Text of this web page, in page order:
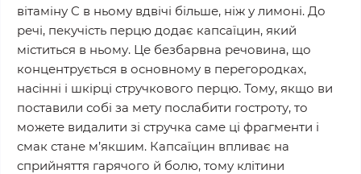
вітаміну C в ньому вдвічі більше, ніж у лимоні. До
речі, пекучість перцю додає капсаїцин, який
міститься в ньому. Це безбарвна речовина, що
концентрується в основному в перегородках,
насінні і шкірці стручкового перцю. Тому, якщо ви
поставили собі за мету послабити гостроту, то
можете видалити зі стручка саме ці фрагменти і
смак стане м’якшим. Капсаїцин впливає на
сприйняття гарячого й болю, тому клітини